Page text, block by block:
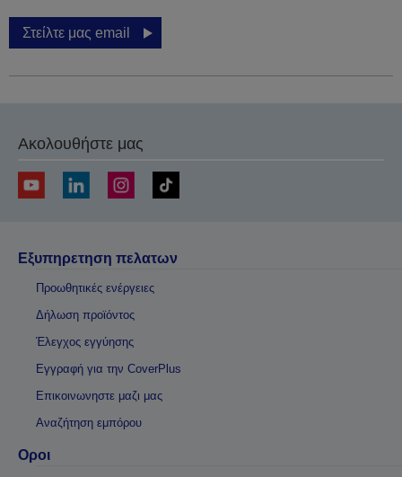
Στείλτε μας email
Ακολουθήστε μας
Εξυπηρετηση πελατων
Προωθητικές ενέργειες
Δήλωση προϊόντος
Έλεγχος εγγύησης
Εγγραφή για την CoverPlus
Επικοινωνηστε μαζι μας
Αναζήτηση εμπόρου
Οροι